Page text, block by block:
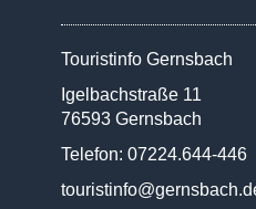
Touristinfo Gernsbach
Igelbachstraße 11
76593 Gernsbach
Telefon: 07224.644-446